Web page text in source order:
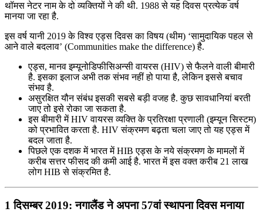
थॉमस नेटर नाम के दो व्यक्तियों ने की थी. 1988 से यह दिवस प्रत्येक वर्ष
मानया जा रहा है.
इस वर्ष यानी 2019 के विश्व एड्स दिवस का विषय (थीम) ‘सामुदायिक पहल से
आने वाले बदलाव’ (Communities make the difference) है.
एड्स, मानव इम्यूनोडिफीसिअन्सी वायरस (HIV) से फैलने वाली बीमारी
है. इसका इलाज अभी तक संभव नहीं हो पाया है, लेकिन इससे बचाव
संभव है.
असुरक्षित यौन संबंध इसकी सबसे बड़ी वजह है. कुछ सावधानियां बरती
जाए तो इसे रोका जा सकता है.
इस बीमारी में HIV वायरस व्यक्ति के प्रतिरक्षा प्रणाली (इम्यून सिस्टम)
को प्रभावित करता है. HIV संक्रमण बढ़ता चला जाए तो यह एड्स में
बदल जाता है.
पिछले एक दशक में भारत में HIB एड्स के नये संक्रमण के मामलों में
करीब सत्तर फीसद की कमी आई है. भारत में इस वक्त करीब 21 लाख
लोग HIB से संक्रमित है.
1 दिसम्बर 2019: नगालैंड ने अपना 57वां स्‍थापना दिवस मनाया